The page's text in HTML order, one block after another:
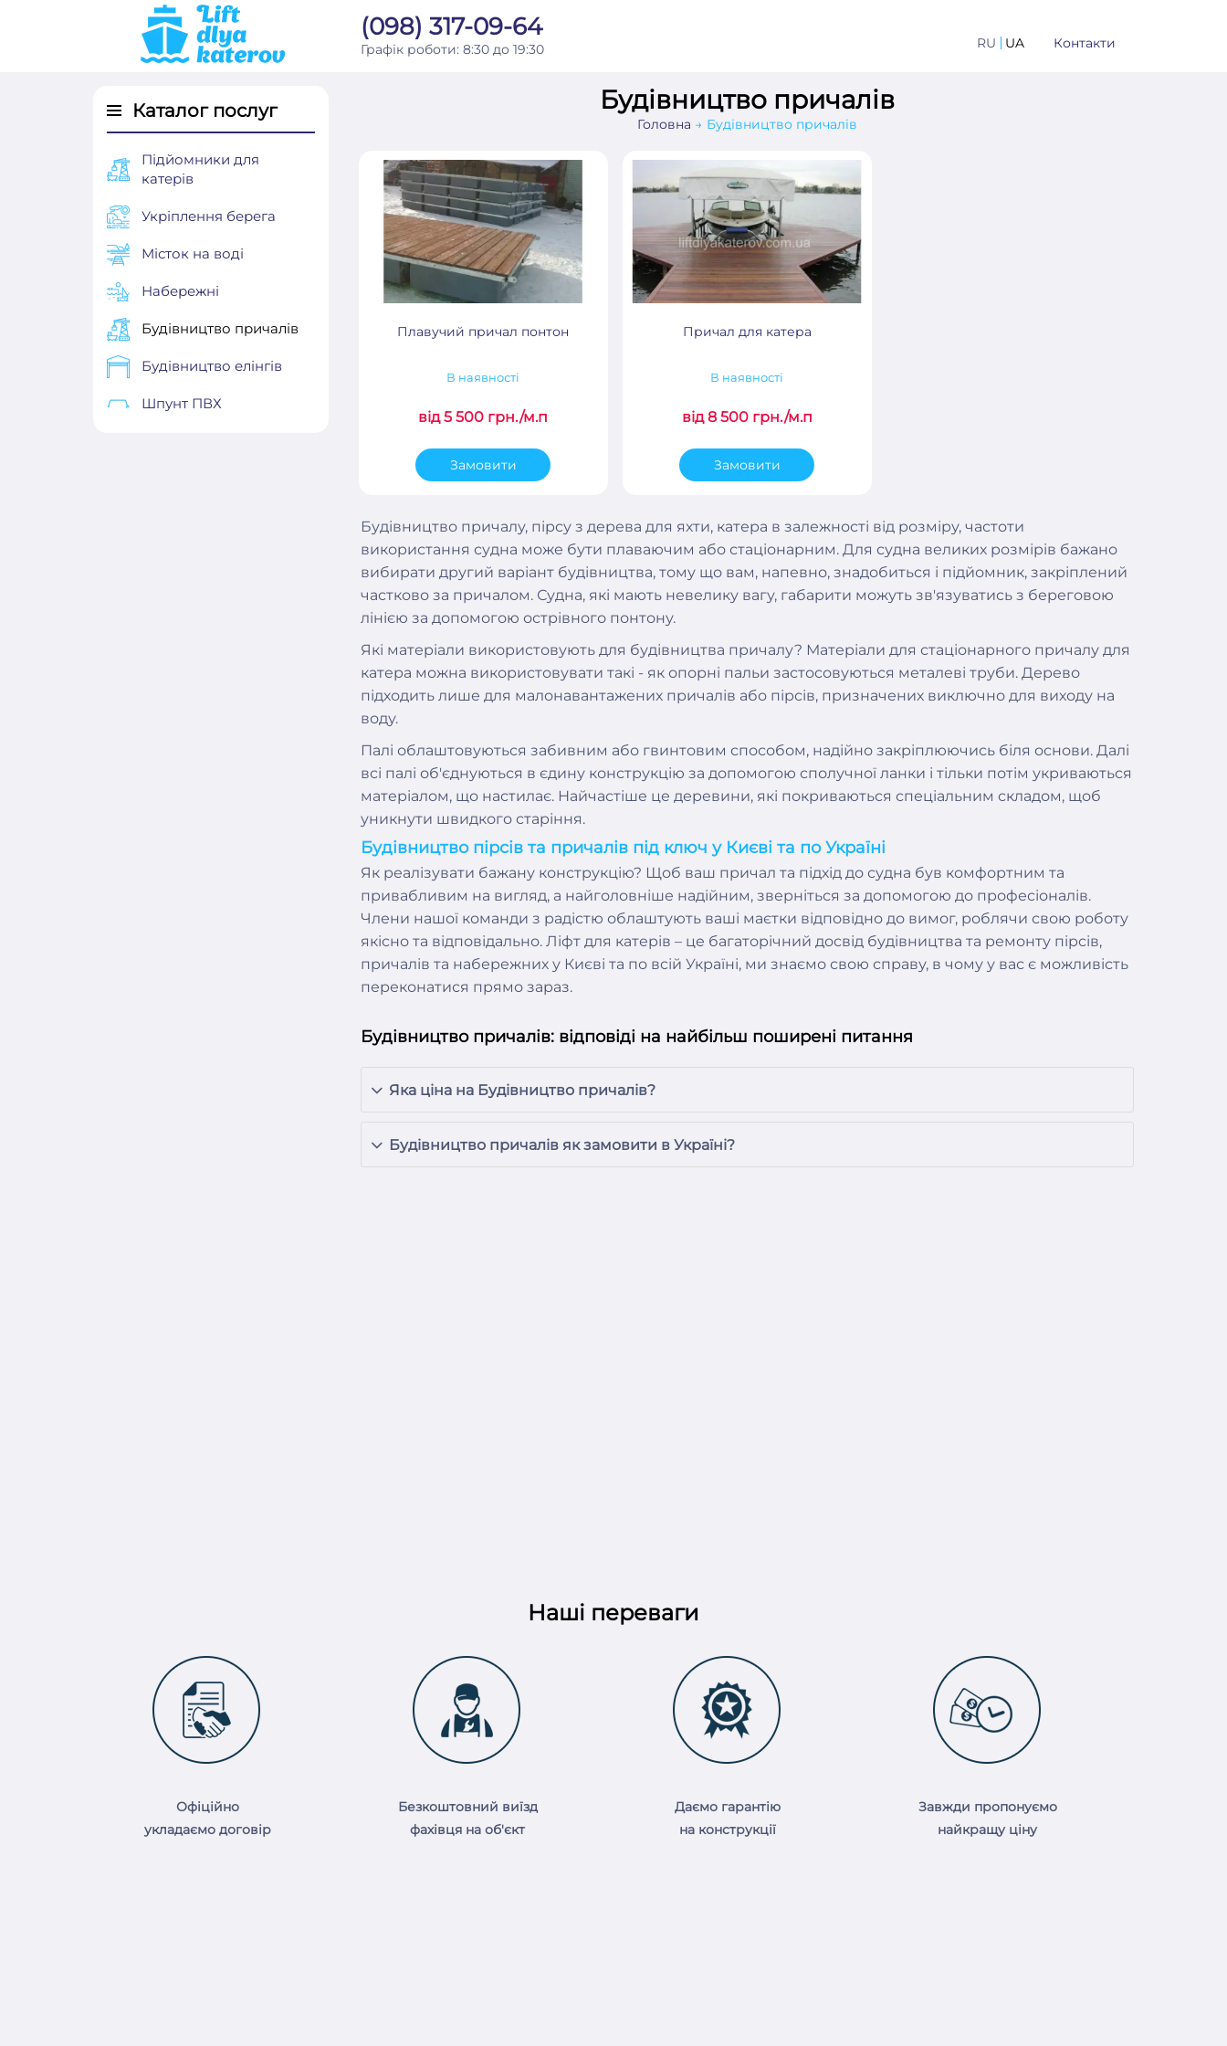
(098) 317-09-64
Графік роботи: 8:30 до 19:30 RU UA Контакти
Каталог послуг
Підйомники для
катерів
Укріплення берега
Місток на воді
Набережні
Будівництво причалів
Будівництво елінгів
Шпунт ПВХ
Будівництво причалів
Головна Будівництво причалів
Плавучий причал понтон
В наявності
від 5 500 грн./м.п
Замовити
Причал для катера
В наявності
від 8 500 грн./м.п
Замовити
Будівництво причалу, пірсу з дерева для яхти, катера в залежності від розміру, частоти
використання судна може бути плаваючим або стаціонарним. Для судна великих розмірів бажано
вибирати другий варіант будівництва, тому що вам, напевно, знадобиться і підйомник, закріплений
частково за причалом. Судна, які мають невелику вагу, габарити можуть зв'язуватись з береговою
лінією за допомогою острівного понтону.
Які матеріали використовують для будівництва причалу? Матеріали для стаціонарного причалу для
катера можна використовувати такі - як опорні пальи застосовуються металеві труби. Дерево
підходить лише для малонавантажених причалів або пірсів, призначених виключно для виходу на
воду.
Палі облаштовуються забивним або гвинтовим способом, надійно закріплюючись біля основи. Далі
всі палі об'єднуються в єдину конструкцію за допомогою сполучної ланки і тільки потім укриваються
матеріалом, що настилає. Найчастіше це деревини, які покриваються спеціальним складом, щоб
уникнути швидкого старіння.
Будівництво пірсів та причалів під ключ у Києві та по Україні
Як реалізувати бажану конструкцію? Щоб ваш причал та підхід до судна був комфортним та
привабливим на вигляд, а найголовніше надійним, зверніться за допомогою до професіоналів.
Члени нашої команди з радістю облаштують ваші маєтки відповідно до вимог, роблячи свою роботу
якісно та відповідально. Ліфт для катерів – це багаторічний досвід будівництва та ремонту пірсів,
причалів та набережних у Києві та по всій Україні, ми знаємо свою справу, в чому у вас є можливість
переконатися прямо зараз.
Будівництво причалів: відповіді на найбільш поширені питання
Яка ціна на Будівництво причалів?
Будівництво причалів як замовити в Україні?
Наші переваги
Офіційно
укладаємо договір
Безкоштовний виїзд
фахівця на об'єкт
Даємо гарантію
на конструкції
Завжди пропонуємо
найкращу ціну